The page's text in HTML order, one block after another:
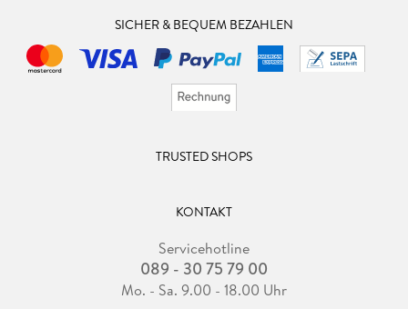
SICHER & BEQUEM BEZAHLEN
TRUSTED SHOPS
KONTAKT
Servicehotline
089 - 30 75 79 00
Mo. - Sa. 9.00 - 18.00 Uhr